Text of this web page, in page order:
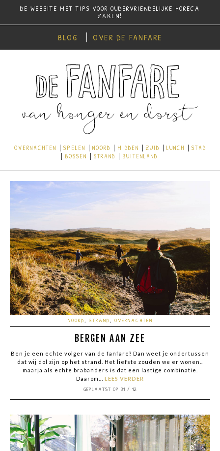
DE WEBSITE MET TIPS VOOR OUDERVRIENDELIJKE HORECA
ZAKEN!
BLOG OVER DE FANFARE
OVERNACHTEN SPELEN NOORD MIDDEN ZUID LUNCH
STAD
BOSSEN
STRAND BUITENLAND
NOORD STRAND OVERNACHTEN
BERGEN AAN ZEE
Ben je een echte volger van de fanfare? Dan weet je ondertussen
dat wij dol zijn op het strand. Het liefste zouden we er wonen..
maarja als echte brabanders is dat een lastige combinatie.
Daarom... LEES VERDER
GEPLAATST OP 31 / 12